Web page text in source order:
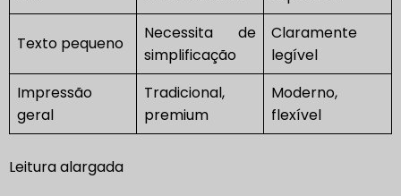
Texto pequeno
Necessita de
simplificação
Claramente
legível
Impressão
geral
Tradicional,
premium
Moderno,
flexível
Leitura alargada